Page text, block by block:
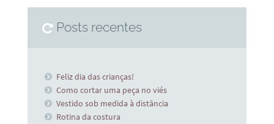
Posts recentes
Feliz dia das crianças!
Como cortar uma peça no viés
Vestido sob medida à distância
Rotina da costura